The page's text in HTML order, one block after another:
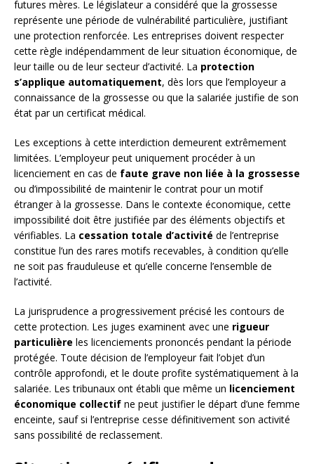
futures mères. Le législateur a considéré que la grossesse
représente une période de vulnérabilité particulière, justifiant
une protection renforcée. Les entreprises doivent respecter
cette règle indépendamment de leur situation économique, de
leur taille ou de leur secteur d’activité. La protection
s’applique automatiquement, dès lors que l’employeur a
connaissance de la grossesse ou que la salariée justifie de son
état par un certificat médical.
Les exceptions à cette interdiction demeurent extrêmement
limitées. L’employeur peut uniquement procéder à un
licenciement en cas de faute grave non liée à la grossesse
ou d’impossibilité de maintenir le contrat pour un motif
étranger à la grossesse. Dans le contexte économique, cette
impossibilité doit être justifiée par des éléments objectifs et
vérifiables. La cessation totale d’activité de l’entreprise
constitue l’un des rares motifs recevables, à condition qu’elle
ne soit pas frauduleuse et qu’elle concerne l’ensemble de
l’activité.
La jurisprudence a progressivement précisé les contours de
cette protection. Les juges examinent avec une rigueur
particulière les licenciements prononcés pendant la période
protégée. Toute décision de l’employeur fait l’objet d’un
contrôle approfondi, et le doute profite systématiquement à la
salariée. Les tribunaux ont établi que même un licenciement
économique collectif ne peut justifier le départ d’une femme
enceinte, sauf si l’entreprise cesse définitivement son activité
sans possibilité de reclassement.